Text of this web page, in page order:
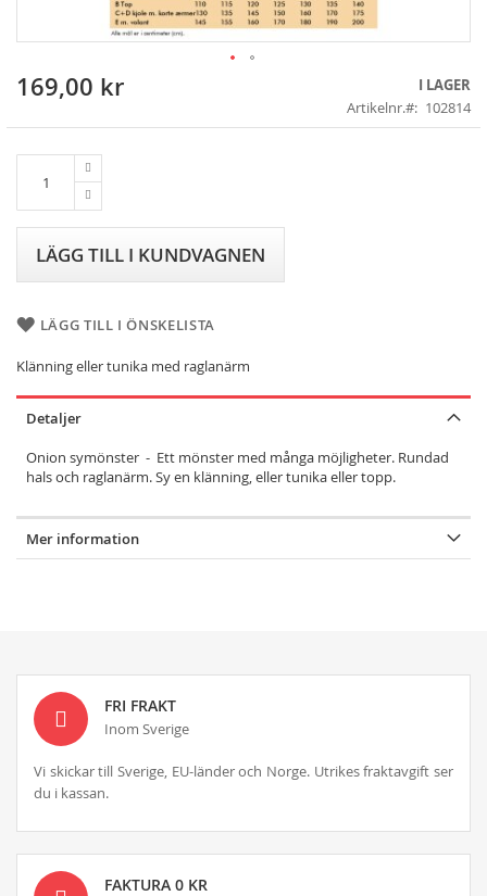
Skip
the
169,00 kr
I LAGER
Artikelnr.
102814
LÄGG TILL I KUNDVAGNEN
LÄGG TILL I ÖNSKELISTA
Klänning eller tunika med raglanärm
Detaljer
Onion symönster - Ett mönster med många möjligheter. Rundad
hals och raglanärm. Sy en klänning, eller tunika eller topp.
Mer information
FRI FRAKT
Inom Sverige
Vi skickar till Sverige, EU-länder och Norge. Utrikes fraktavgift ser
du i kassan.
FAKTURA 0 KR